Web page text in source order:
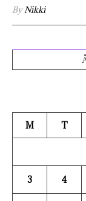
ByNikki
M T
3 4